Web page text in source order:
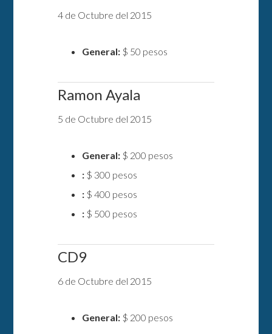
4 de Octubre del 2015
General: $ 50 pesos
Ramon Ayala
5 de Octubre del 2015
General: $ 200 pesos
: $ 300 pesos
: $ 400 pesos
: $ 500 pesos
CD9
6 de Octubre del 2015
General: $ 200 pesos